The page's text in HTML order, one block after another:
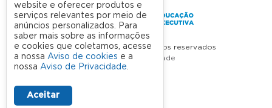
FGV 2023 © Todos os direitos reservados
Aviso de Privacidade
Termos de uso
website e oferecer produtos e
serviços relevantes por meio de
anúncios personalizados. Para
saber mais sobre as informações
e cookies que coletamos, acesse
a nossa Aviso de cookies e a
nossa Aviso de Privacidade.
Aceitar